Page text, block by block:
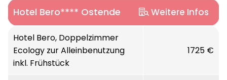
Hotel Bero**** Ostende Weitere Infos
Lage:
In Strandnähe und unweit von Hafen, Kursaal
und Promenade.
Hotel Bero, Doppelzimmer
Ecology zur Alleinbenutzung
inkl. Frühstück
1725 €